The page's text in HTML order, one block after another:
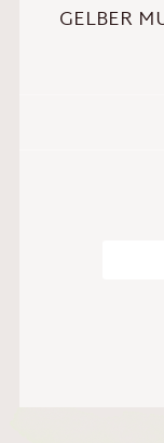
GELBER